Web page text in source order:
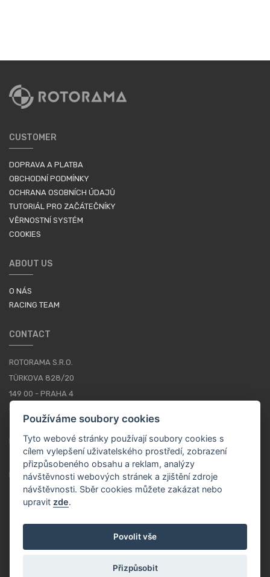
CUSTOMER
DOPRAVA A PLATBA
OBCHODNÍ PODMÍNKY
OCHRANA OSOBNÍCH ÚDAJŮ
TUTORIÁL PRO ZAČÁTEČNÍKY
VĚRNOSTNÍ SYSTÉM
COOKIES
ABOUT US
O NÁS
RACING TEAM
CONTACT
ROTORAMA S.R.O.
TÜRKOVA 828/20
149 00 - PRAHA 4
+420 252 252 098
PROVOZNÍ DOBA: PONDĚLÍ - PÁTEK, 10-16
KONTAKTY
Používáme soubory cookies
Tyto webové stránky používají soubory cookies s
cílem vylepšení uživatelského prostředí, zobrazení
přizpůsobeného obsahu a reklam, analýzy
návštěvnosti webových stránek a zjištění zdroje
návštěvnosti. Sběr cookies můžete zakázat nebo
upravit zde.
Povolit vše
Přizpůsobit